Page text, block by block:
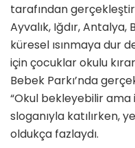
tarafından
Ayvalık, Iğdır, Antalya,
küresel ısınmaya dur
için çocuklar okulu
Bebek Parkı’nda
“Okul bekleyebilir
sloganıyla katılırken,
oldukça fazlaydı.